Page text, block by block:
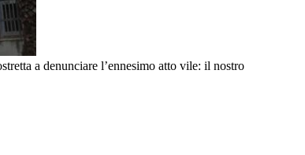
a denunciare l’ennesimo atto vile: il nostro